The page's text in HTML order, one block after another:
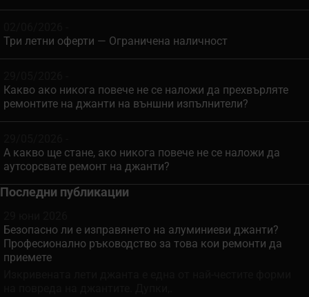
Три летни оферти — Ограничена наличност
Какво ако никога повече не се наложи да прехвърляте
ремонтите на джанти на външни изпълнители?
А какво ще стане, ако никога повече не се наложи да
аутсорсвате ремонт на джанти?
Последни публикации
Безопасно ли е изправянето на алуминиеви джанти?
Професионално ръководство за това кои ремонти да
приемете